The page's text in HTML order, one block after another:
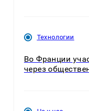
Технологии
Во Франции
через